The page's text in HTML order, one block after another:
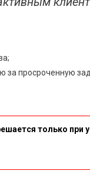
за просроченную
только при